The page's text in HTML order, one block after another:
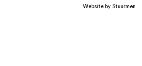
Website by Stuurmen